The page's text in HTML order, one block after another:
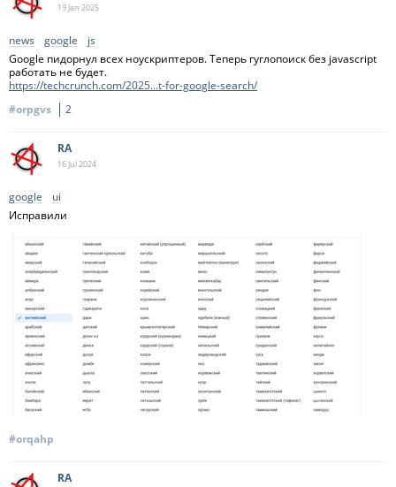
19 Jan 2025
news google
js
Google пидорнул всех ноускриптеров. Теперь гуглопоиск без javascript
работать не будет.
https://techcrunch.com/2025...t-for-google-search/
#orpgvs
2
RA
16 Jul2024
google
ui
Исправили
#orqahp
RA